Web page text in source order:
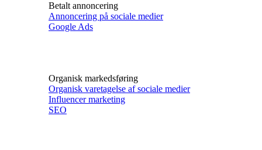
Betalt annoncering
Annoncering på sociale medier
Google Ads
Organisk markedsføring
Organisk varetagelse af sociale medier
Influencer marketing
SEO